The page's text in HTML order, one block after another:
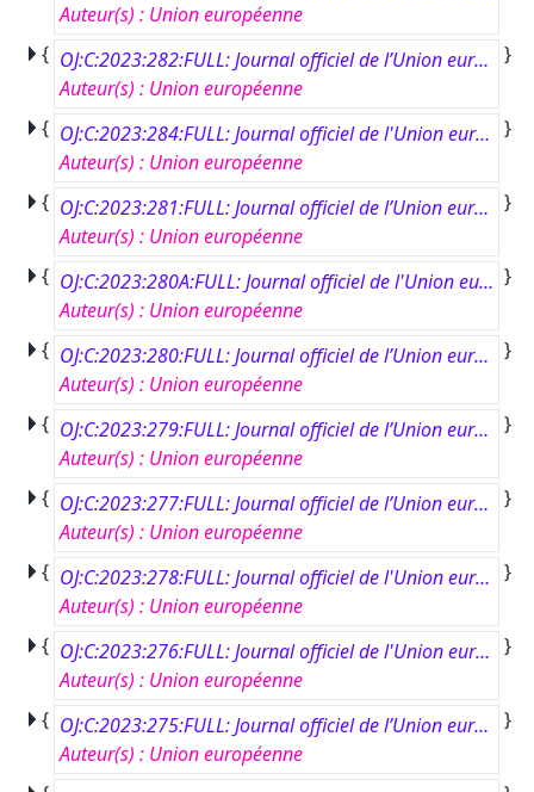
Auteur(s) : Union européenne
{
OJ:C:2023:282:FULL: Journal officiel de l’Union européenne, C 282, 11 août 2023
Auteur(s) : Union européenne
}
{
OJ:C:2023:284:FULL: Journal officiel de l'Union européenne, C 284, 11 août 2023
Auteur(s) : Union européenne
}
{
OJ:C:2023:281:FULL: Journal officiel de l’Union européenne, C 281, 10 août 2023
Auteur(s) : Union européenne
}
{
OJ:C:2023:280A:FULL: Journal officiel de l'Union européenne, CA 280, 9 août 2023
Auteur(s) : Union européenne
}
{
OJ:C:2023:280:FULL: Journal officiel de l’Union européenne, C 280, 9 août 2023
Auteur(s) : Union européenne
}
{
OJ:C:2023:279:FULL: Journal officiel de l’Union européenne, C 279, 8 août 2023
Auteur(s) : Union européenne
}
{
OJ:C:2023:277:FULL: Journal officiel de l’Union européenne, C 277, 7 août 2023
Auteur(s) : Union européenne
}
{
OJ:C:2023:278:FULL: Journal officiel de l'Union européenne, C 278, 7 août 2023
Auteur(s) : Union européenne
}
{
OJ:C:2023:276:FULL: Journal officiel de l'Union européenne, C 276, 4 août 2023
Auteur(s) : Union européenne
}
{
OJ:C:2023:275:FULL: Journal officiel de l’Union européenne, C 275, 4 août 2023
Auteur(s) : Union européenne
}